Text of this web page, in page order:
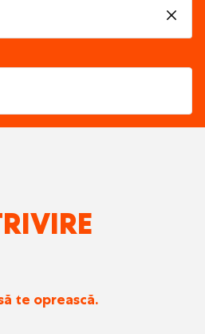
te oprească.